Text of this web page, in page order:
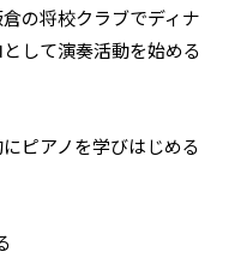
の将校クラブでディナ
して演奏活動を始める
ピアノを学びはじめる